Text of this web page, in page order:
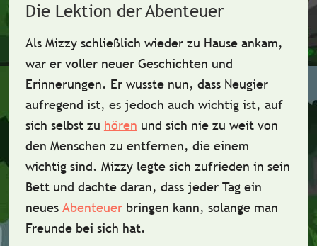
Die Lektion der Abenteuer
Als Mizzy schließlich wieder zu Hause ankam,
war er voller neuer Geschichten und
Erinnerungen. Er wusste nun, dass Neugier
aufregend ist, es jedoch auch wichtig ist, auf
sich selbst zu hören und sich nie zu weit von
den Menschen zu entfernen, die einem
wichtig sind. Mizzy legte sich zufrieden in sein
Bett und dachte daran, dass jeder Tag ein
neues Abenteuerbringen kann, solange man
Freunde bei sich hat.